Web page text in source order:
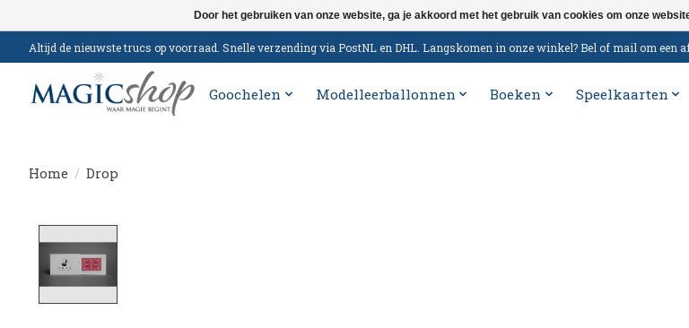
Altijd de nieuwste trucs op voorraad. Snelle verzending via PostNL en DHL. Langskomen in onze winkel? Bel of mail om een
Goochelen Modelleerballonnen Boeken Speelkaarten
Home / Drop
Door het gebruiken van onze website, ga je akkoord met het gebruik van cookies om onze